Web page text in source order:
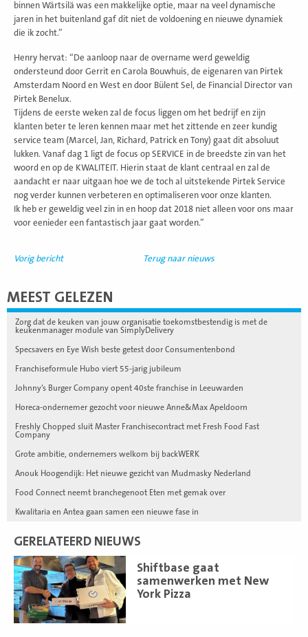
binnen Wärtsilä was een makkelijke optie, maar na veel dynamische
jaren in het buitenland gaf dit niet de voldoening en nieuwe dynamiek
die ik zocht.”
Henry hervat: “De aanloop naar de overname werd geweldig
ondersteund door Gerrit en Carola Bouwhuis, de eigenaren van Pirtek
Amsterdam Noord en West en door Bülent Sel, de Financial Director van
Pirtek Benelux.
Tijdens de eerste weken zal de focus liggen om het bedrijf en zijn
klanten beter te leren kennen maar met het zittende en zeer kundig
service team (Marcel, Jan, Richard, Patrick en Tony) gaat dit absoluut
lukken. Vanaf dag 1 ligt de focus op SERVICE in de breedste zin van het
woord en op de KWALITEIT. Hierin staat de klant centraal en zal de
aandacht er naar uitgaan hoe we de toch al uitstekende Pirtek Service
nog verder kunnen verbeteren en optimaliseren voor onze klanten.
Ik heb er geweldig veel zin in en hoop dat 2018 niet alleen voor ons maar
voor eenieder een fantastisch jaar gaat worden.”
Vorig bericht Terug naar nieuws
MEEST GELEZEN
Zorg dat de keuken van jouw organisatie toekomstbestendig is met de
keukenmanager module van SimplyDelivery
Specsavers en Eye Wish beste getest door Consumentenbond
Franchiseformule Hubo viert 55-jarig jubileum
Johnny’s Burger Company opent 40ste franchise in Leeuwarden
Horeca-ondernemer gezocht voor nieuwe Anne&Max Apeldoorn
Freshly Chopped sluit Master Franchisecontract met Fresh Food Fast
Company
Grote ambitie, ondernemers welkom bij backWERK
Anouk Hoogendijk: Het nieuwe gezicht van Mudmasky Nederland
Food Connect neemt branchegenoot Eten met gemak over
Kwalitaria en Antea gaan samen een nieuwe fase in
GERELATEERD NIEUWS
Shiftbase gaat
samenwerken met New
York Pizza
Lees
meer